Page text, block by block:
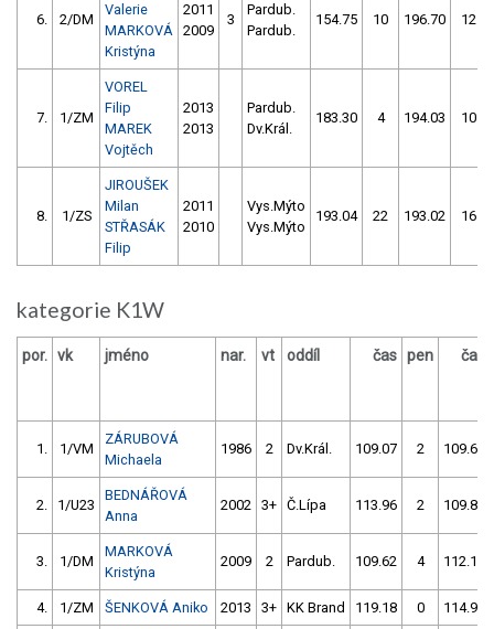
6. 2/DM
Valerie
MARKOVÁ
Kristýna
2011
2009
3
Pardub.
Pardub.
154.75 10 196.70 12
7. 1/ZM
VOREL
Filip
MAREK
Vojtěch
2013
2013
Pardub.
Dv.Král.
183.30 4 194.03 10
8. 1/ZS
JIROUŠEK
Milan
STŘASÁK
Filip
2011
2010
Vys.Mýto
Vys.Mýto
193.04 22 193.02 16
kategorie K1W
por. vk jméno nar. vt oddíl čas pen čas
1. 1/VM
ZÁRUBOVÁ
Michaela
1986 2 Dv.Král. 109.07 2 109.67
2. 1/U23
BEDNÁŘOVÁ
Anna
2002 3+ Č.Lípa 113.96 2 109.88
3. 1/DM
MARKOVÁ
Kristýna
2009 2 Pardub. 109.62 4 112.17
4. 1/ZM ŠENKOVÁ Aniko 2013 3+ KK Brand 119.18 0 114.90